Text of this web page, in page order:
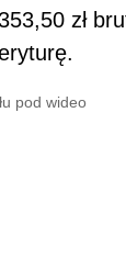
zł
pod wideo